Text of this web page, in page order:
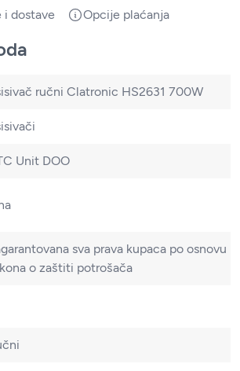
i dostave Opcije plaćanja
ručni Clatronic HS2631 700W
Unit DOO
sva prava kupaca po osnovu
o zaštiti potrošača